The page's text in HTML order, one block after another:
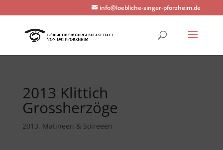
info@loebliche-singer-pforzheim.de
2013 Klittich
Grossherzöge
2013, Matineen & Soireeen